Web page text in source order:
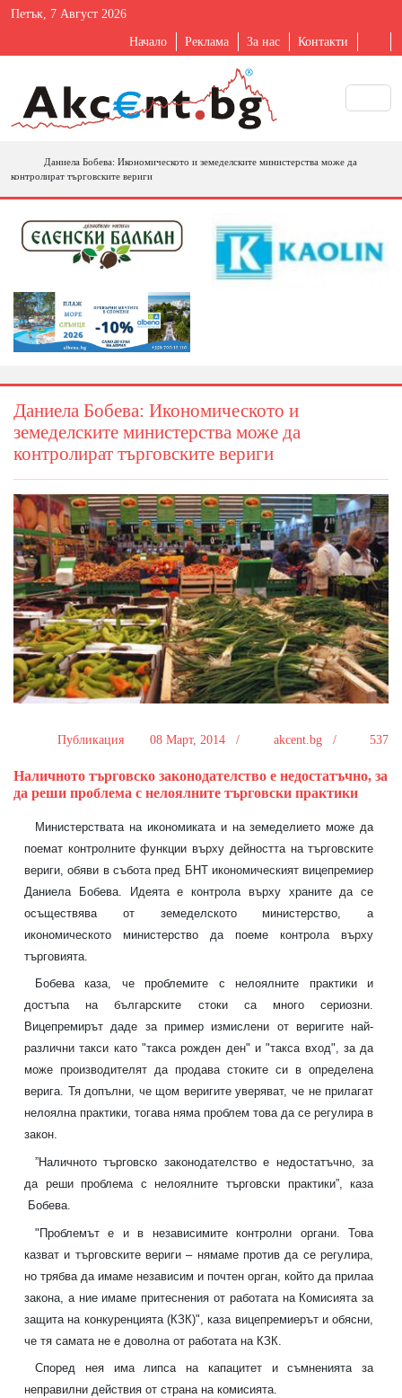
Петък, 7 Август 2026
Начало Реклама За нас Контакти
Даниела Бобева: Икономическото и земеделските министерства може да
контролират търговските вериги
Даниела Бобева: Икономическото и
земеделските министерства може да
контролират търговските вериги
Публикация 08 Март, 2014 / akcent.bg / 537
Наличното търговско законодателство е недостатъчно, за
да реши проблема с нелоялните търговски практики
Министерствата на икономиката и на земеделието може да
поемат контролните функции върху дейността на търговските
вериги, обяви в събота пред БНТ икономическият вицепремиер
Даниела Бобева. Идеята е контрола върху храните да се
осъществява от земеделското министерство, а
икономическото министерство да поеме контрола върху
търговията.
Бобева каза, че проблемите с нелоялните практики и
достъпа на българските стоки са много сериозни.
Вицепремирът даде за пример измислени от веригите най-
различни такси като "такса рожден ден" и "такса вход", за да
може производителят да продава стоките си в определена
верига. Тя допълни, че щом веригите уверяват, че не прилагат
нелоялна практики, тогава няма проблем това да се регулира в
закон.
”Наличното търговско законодателство е недостатъчно, за
да реши проблема с нелоялните търговски практики”, каза
Бобева.
"Проблемът е и в независимите контролни органи. Това
казват и търговските вериги – нямаме против да се регулира,
но трябва да имаме независим и почтен орган, който да прилаа
закона, а ние имаме притеснения от работата на Комисията за
защита на конкуренцията (КЗК)", каза вицепремиерът и обясни,
че тя самата не е доволна от работата на КЗК.
Според нея има липса на капацитет и съмненията за
неправилни действия от страна на комисията.